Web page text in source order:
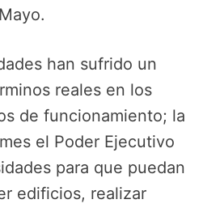
han sufrido un
reales en los
de funcionamiento; la
el Poder Ejecutivo
para que puedan
edificios, realizar